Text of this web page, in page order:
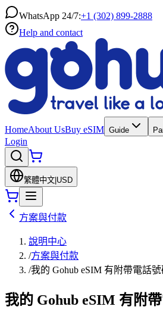
WhatsApp 24/7:+1 (302) 899-2888
Help and contact
HomeAbout UsBuy eSIM Guide
Login
繁體中文 USD
方案與付款
說明中心
/方案與付款
/我的 Gohub eSIM 有附帶電話號
我的 Gohub eSIM 有附